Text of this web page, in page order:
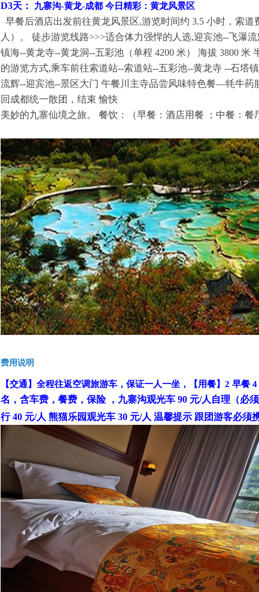
D3天： 九寨沟-黄龙-成都 今日精彩：黄龙风景区
早餐后酒店出发前往黄龙风景区,游览时间约 3.5 小时，索道
人）。 徒步游览线路>>>适合体力强悍的人选,迎宾池--飞瀑
镇海--黄龙寺--黄龙洞--五彩池（单程 4200 米） 海拔 3800 米
的游览方式,乘车前往索道站--索道站--五彩池--黄龙寺 --石塔
流辉--迎宾池--景区大门 午餐川主寺品尝风味特色餐—牦牛药
回成都统一散团，结束 愉快
美妙的九寨仙境之旅。 餐饮：（早餐：酒店用餐 ；中餐：餐
费用说明
【交通】全程往返空调旅游车，保证一人一坐，【用餐】2 早餐 4
名，含车费，餐费，保险 ，九寨沟观光车 90 元/人自理（必
行 40 元/人 熊猫乐园观光车 30 元/人 温馨提示 跟团游客必须